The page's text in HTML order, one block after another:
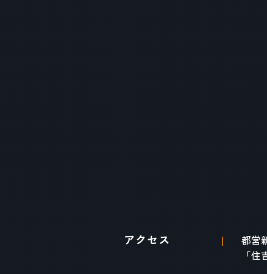
アクセス
都営
「